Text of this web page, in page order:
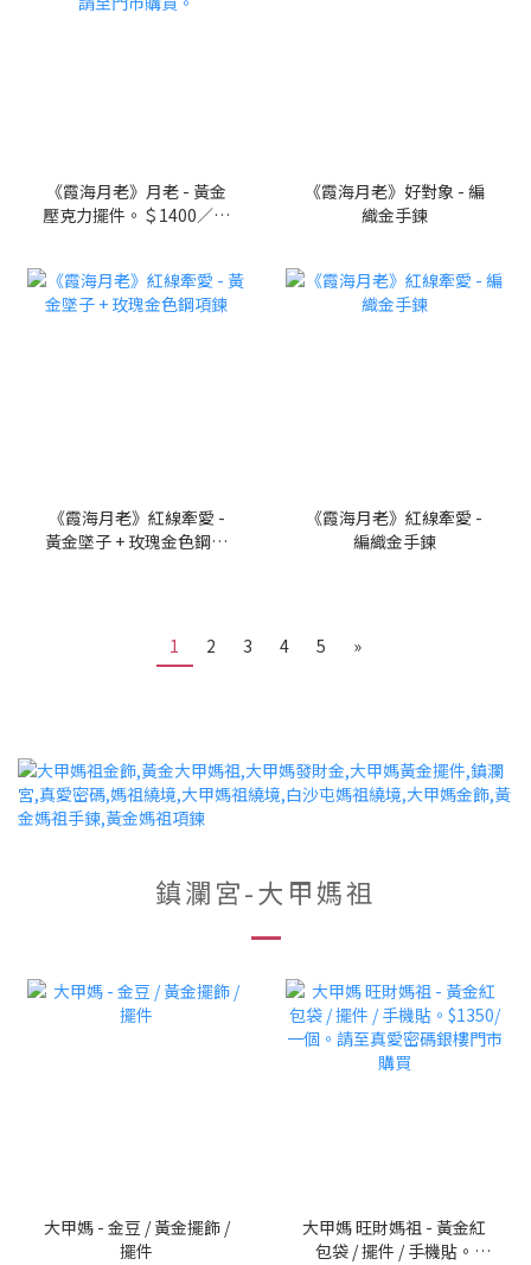
《霞海月老》月老 - 黃金
壓克力擺件。＄1400／一
《霞海月老》好對象 - 編
織金手鍊
《霞海月老》紅線牽愛 -
黃金墜子 + 玫瑰金色鋼項
《霞海月老》紅線牽愛 -
編織金手鍊
1 2 3 4 5 »
鎮瀾宮-大甲媽祖
大甲媽 - 金豆 / 黃金擺飾 /
擺件
大甲媽 旺財媽祖 - 黃金紅
包袋 / 擺件 / 手機貼。